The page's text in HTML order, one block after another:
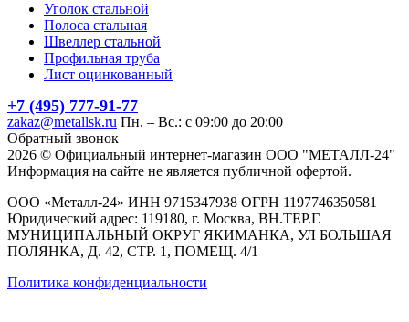
Уголок стальной
Полоса стальная
Швеллер стальной
Профильная труба
Лист оцинкованный
+7 (495) 777-91-77
zakaz@metallsk.ru Пн. – Вс.: с 09:00 до 20:00
Обратный звонок
2026 © Официальный интернет-магазин ООО "МЕТАЛЛ-24"
Информация на сайте не является публичной офертой.
ООО «Металл-24» ИНН 9715347938 ОГРН 1197746350581
Юридический адрес: 119180, г. Москва, ВН.ТЕР.Г.
МУНИЦИПАЛЬНЫЙ ОКРУГ ЯКИМАНКА, УЛ БОЛЬШАЯ
ПОЛЯНКА, Д. 42, СТР. 1, ПОМЕЩ. 4/1
Политика конфиденциальности